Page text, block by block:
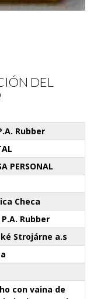
DEL
Rubber
PERSONAL
Checa
Rubber
Strojárne a.s
con vaina de